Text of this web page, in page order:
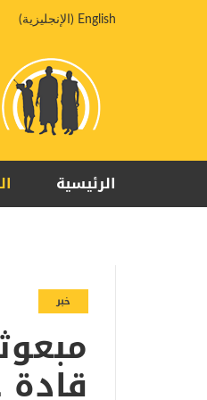
English
( الإنجليزية)
الرئيسية
خبر